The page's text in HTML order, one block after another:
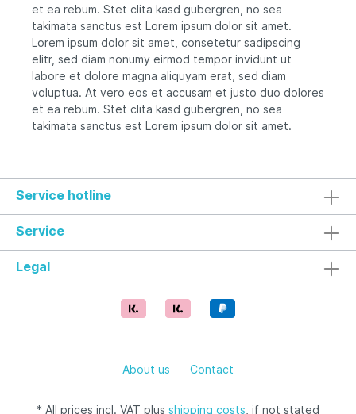
et ea rebum. Stet clita kasd gubergren, no sea
takimata sanctus est Lorem ipsum dolor sit amet.
Lorem ipsum dolor sit amet, consetetur sadipscing
elitr, sed diam nonumy eirmod tempor invidunt ut
labore et dolore magna aliquyam erat, sed diam
voluptua. At vero eos et accusam et justo duo dolores
et ea rebum. Stet clita kasd gubergren, no sea
takimata sanctus est Lorem ipsum dolor sit amet.
Service hotline
Service
Legal
About us Contact
* All prices incl. VAT plus shipping costs , if not stated